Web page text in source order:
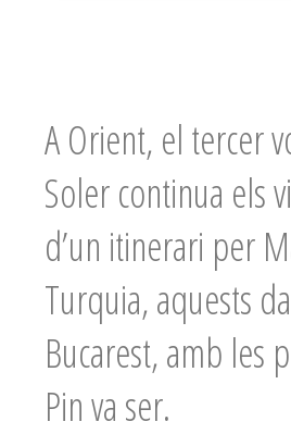
A Orient, el tercer
Soler continua els
d’un itinerari per
Turquia, aquests
Bucarest, amb les
Pin va ser.